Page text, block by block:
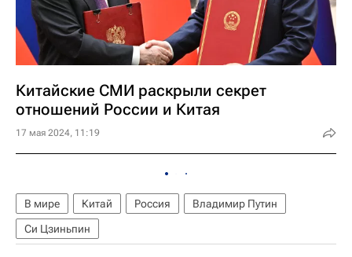
Китайские СМИ раскрыли секрет
отношений России и Китая
17 мая 2024, 11:19
В мире Китай Россия
Владимир Путин
Си Цзиньпин